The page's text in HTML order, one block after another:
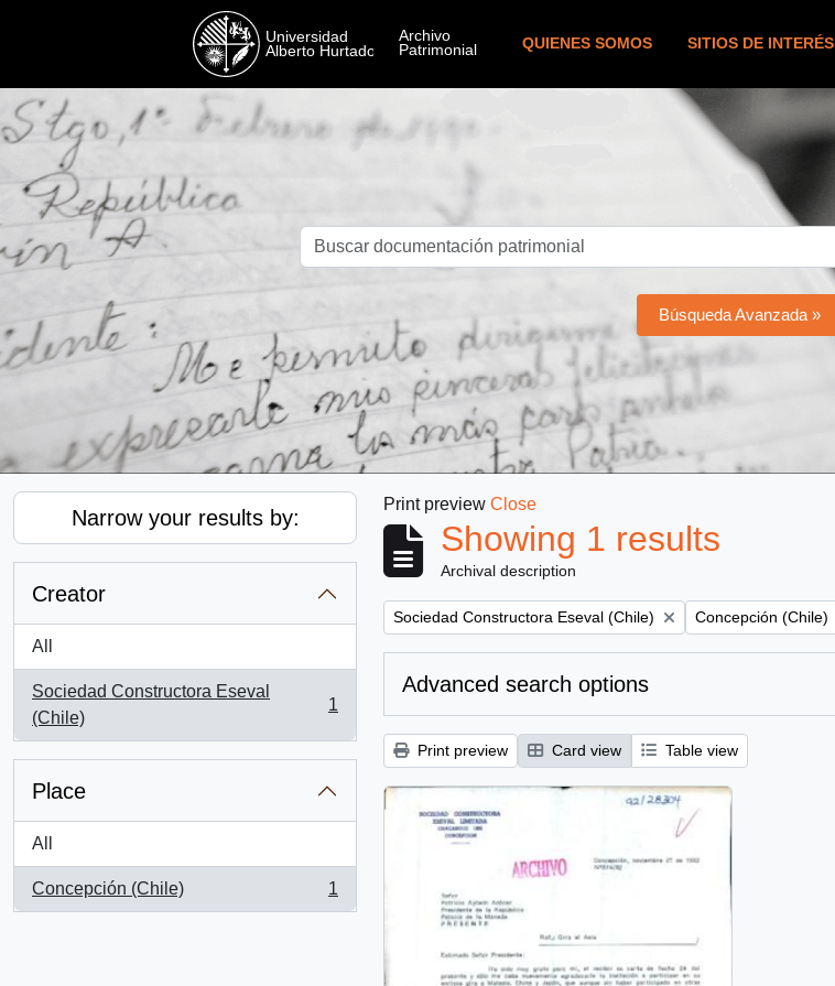
QUIENES SOMOS SITIOS DE INTERÉS
Búsqueda Avanzada »
Narrow your results by:
Creator
All
Sociedad Constructora Eseval
(Chile)
, 1 results
1
Place
All
Concepción (Chile)
, 1 results
1
Print preview Close
Showing 1 results
Archival description
Remove filter:
Sociedad Constructora Eseval (Chile) Remove filter:
Concepción (Chile)
Advanced search options
Print preview Card view Table view